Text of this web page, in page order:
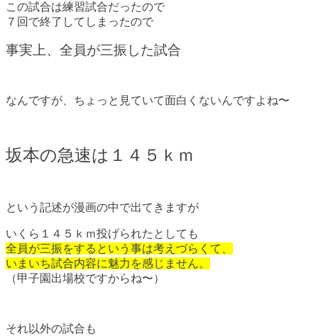
この試合は練習試合だったので
７回で終了してしまったので
事実上、全員が三振した試合
なんですが、ちょっと見ていて面白くないんですよね〜
坂本の急速は１４５ｋｍ
という記述が漫画の中で出てきますが
いくら１４５ｋｍ投げられたとしても
全員が三振をするという事は考えづらくて、
いまいち試合内容に魅力を感じません。
（甲子園出場校ですからね〜）
それ以外の試合も